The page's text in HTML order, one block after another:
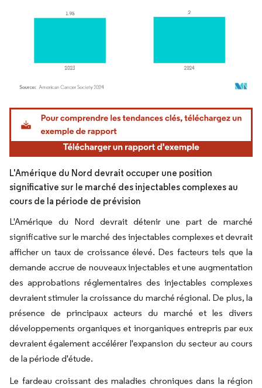
Image © Mordor Intelligence. La réutilisation nécessite une attribution sous CC BY
L'Amérique du Nord devrait occuper une position
significative sur le marché des injectables complexes au
cours de la période de prévision
L'Amérique du Nord devrait détenir une part de marché
significative sur le marché des injectables complexes et devrait
afficher un taux de croissance élevé. Des facteurs tels que la
demande accrue de nouveaux injectables et une augmentation
des approbations réglementaires des injectables complexes
devraient stimuler la croissance du marché régional. De plus, la
présence de principaux acteurs du marché et les divers
développements organiques et inorganiques entrepris par eux
devraient également accélérer l'expansion du secteur au cours
de la période d'étude.
Le fardeau croissant des maladies chroniques dans la région